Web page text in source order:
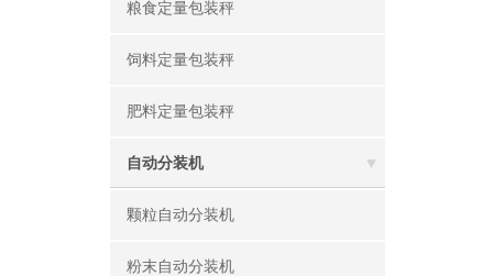
粮食定量包装秤
饲料定量包装秤
肥料定量包装秤
自动分装机
颗粒自动分装机
粉末自动分装机